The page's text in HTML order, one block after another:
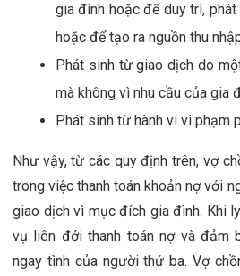
gia đình hoặc để duy trì,
hoặc để tạo ra nguồn thu
Phát sinh từ giao dịch do
mà không vì nhu cầu của gia
Phát sinh từ hành vi vi phạm
Như vậy, từ các quy định trên, vợ
trong việc thanh toán khoản nợ với
giao dịch vì mục đích gia đình. Khi
vụ liên đới thanh toán nợ và đảm
ngay tình của người thứ ba. Vợ